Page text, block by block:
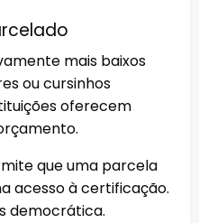
mais baixos
ou cursinhos
oferecem
que uma parcela
acesso à certificação.
democrática.